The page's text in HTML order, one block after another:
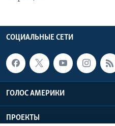
СОЦИАЛЬНЫЕ СЕТИ
ГОЛОС АМЕРИКИ
ПРОЕКТЫ